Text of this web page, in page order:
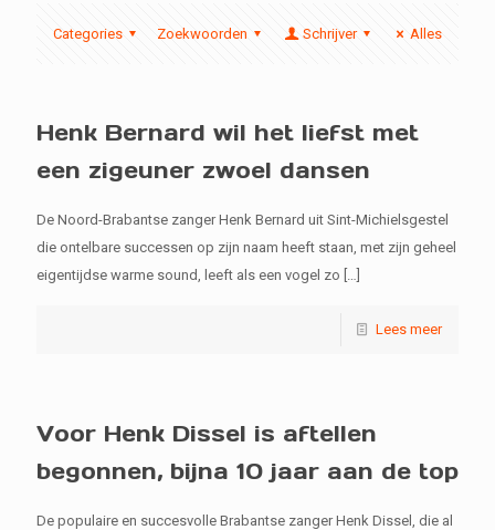
Categories Zoekwoorden Schrijver Alles
Henk Bernard wil het liefst met
een zigeuner zwoel dansen
De Noord-Brabantse zanger Henk Bernard uit Sint-Michielsgestel
die ontelbare successen op zijn naam heeft staan, met zijn geheel
eigentijdse warme sound, leeft als een vogel zo
Lees meer
Voor Henk Dissel is aftellen
begonnen, bijna 10 jaar aan de top
De populaire en succesvolle Brabantse zanger Henk Dissel, die al